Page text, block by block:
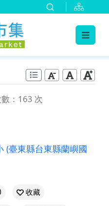
：163 次
(臺東縣台東縣蘭嶼國
收藏